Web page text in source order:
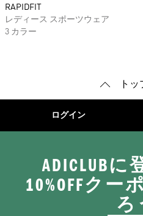
RAPIDFIT
レディース スポーツウェア
3 カラー
ト
ログイン
ADICLUBに
10%OFFクー
ろ